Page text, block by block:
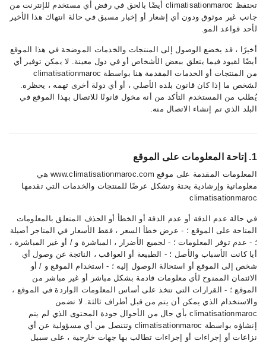
تحتفظ climatisationmaroc أيضًا بالحق في رفض أي مستخدم للإنترنت من
جانب غير موثوق ودون أي إشعار أو إخبار مسبق في حالة انتهاك هذا الأخير
لأحد قواعد المو.
أخيرًا ، قد يخضع الوصول إلى المنتجات والخدمات الموضحة في هذا الموقع
أيضًا لقيود فيما يتعلق ببعض الأشخاص أو في دول معينة. لا يمكن توفير أي
من المنتجات أو الخدمات المقدمة هنا بواسطة climatisationmaroc
لشخص ما إذا كان قانون بلده الأصلي ، أو أي دولة أخرى تهمه ، يحظره.
يُطلب من المستخدم التأكد من أنه مخول قانونًا للاتصال بهذا الموقع في
البلد الذي تم إنشاء الاتصال منه.
1. إتاحة المعلومات على الموقع
المعلومات المقدمة على موقع www.climatisationmaroc.com هي
معلوماتية وإرشادية بحتة وتشكل عرضًا للمنتجات والخدمات التي تقدمها
climatisationmaroc
في حالة عدم الدقة أو عدم الدقة أو الخطأ أو الحذف المتعلق بالمعلومات
المتاحة على الموقع ؛ - عرض خطأ السعر ، فقط الأسعار في المتاجر أصيلة
؛ - عدم توفر المعلومات ؛ - لجميع الأضرار ، المباشرة و / أو غير المباشرة ،
أيا كانت الأسباب والأصل ؛ - الطبيعة أو العواقب ، الناتجة عن وصول أي
شخص إلى الموقع أو استحالة الوصول إليه ؛ - استخدام الموقع و / أو
الائتمان الممنوح لأي معلومات قادمة بشكل مباشر أو غير مباشر من
الموقع ؛ - القرارات التي تتخذ على أساس المعلومات الواردة في الموقع ،
والاستخدام الذي يمكن أن يتم من قبل أطراف ثالثة. لا تضمن
climatisationmaroc بأي حال من الأحوال جودة المحتوى الذي لم يتم
إنشاؤه بواسطة climatisationmaroc وتتنصل من أي مسؤولية عن أي
نزاعات أو إجراءات أو إجراءات تطالب بها جهات خارجية ، على سبيل